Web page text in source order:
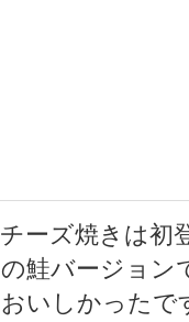
ーズ焼きは初
鮭バージョン
いしかった